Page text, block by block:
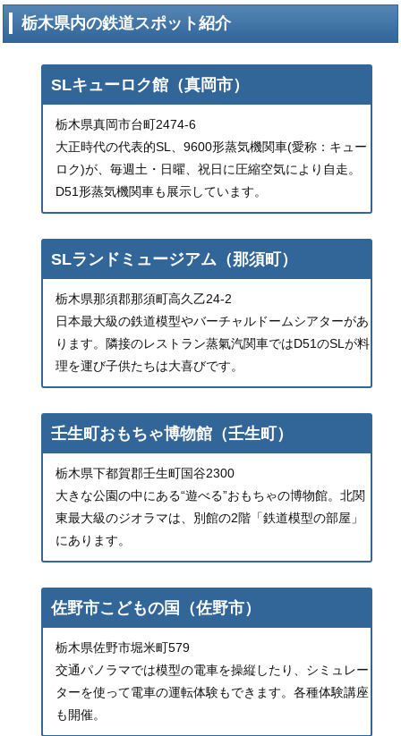
栃木県内の鉄道スポット紹介
SLキューロク館（真岡市）
栃木県真岡市台町2474-6
大正時代の代表的SL、9600形蒸気機関車(愛称：キュー
ロク)が、毎週土・日曜、祝日に圧縮空気により自走。
D51形蒸気機関車も展示しています。
SLランドミュージアム（那須町）
栃木県那須郡那須町高久乙24-2
日本最大級の鉄道模型やバーチャルドームシアターがあ
ります。隣接のレストラン蒸氣汽関車ではD51のSLが料
理を運び子供たちは大喜びです。
壬生町おもちゃ博物館（壬生町）
栃木県下都賀郡壬生町国谷2300
大きな公園の中にある“遊べる”おもちゃの博物館。北関
東最大級のジオラマは、別館の2階「鉄道模型の部屋」
にあります。
佐野市こどもの国（佐野市）
栃木県佐野市堀米町579
交通パノラマでは模型の電車を操縦したり、シミュレー
ターを使って電車の運転体験もできます。各種体験講座
も開催。